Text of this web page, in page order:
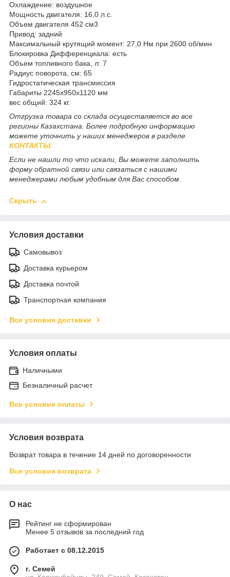
Охлаждение: воздушное
Мощность двигателя: 16,0 л.с.
Объем двигателя 452 см3
Привод: задний
Максимальный крутящий момент: 27,0 Нм при 2600 об/мин
Блокировка Дифференциала: есть
Объем топливного бака, л: 7
Радиус поворота, см: 65
Гидростатическая трансмиссия
Габариты 2245х950х1120 мм
вес общий: 324 кг.
Отгрузка товара со склада осуществляется во все
регионы Казахстана. Более подробную информацию
можете уточнить у наших менеджеров в разделе
КОНТАКТЫ.
Если не нашли то что искали, Вы можете заполнить
форму обратной связи или связаться с нашими
менеджерами любым удобным для Вас способом.
Скрыть
Условия доставки
Самовывоз
Доставка курьером
Доставка почтой
Транспортная компания
Все условия доставки
Условия оплаты
Наличными
Безналичный расчет
Все условия оплаты
Условия возврата
Возврат товара в течение 14 дней по договоренности
Все условия возврата
О нас
Рейтинг не сформирован
Менее 5 отзывов за последний год
Работает с 08.12.2015
г. Семей